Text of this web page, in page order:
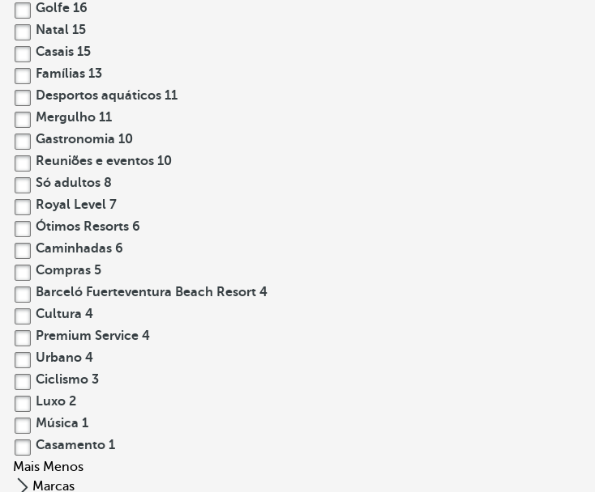
Golfe 16
Natal 15
Casais 15
Famílias 13
Desportos aquáticos 11
Mergulho 11
Gastronomia 10
Reuniões e eventos 10
Só adultos 8
Royal Level 7
Ótimos Resorts 6
Caminhadas 6
Compras 5
Barceló Fuerteventura Beach Resort 4
Cultura 4
Premium Service 4
Urbano 4
Ciclismo 3
Luxo 2
Música 1
Casamento 1
Mais Menos
Marcas